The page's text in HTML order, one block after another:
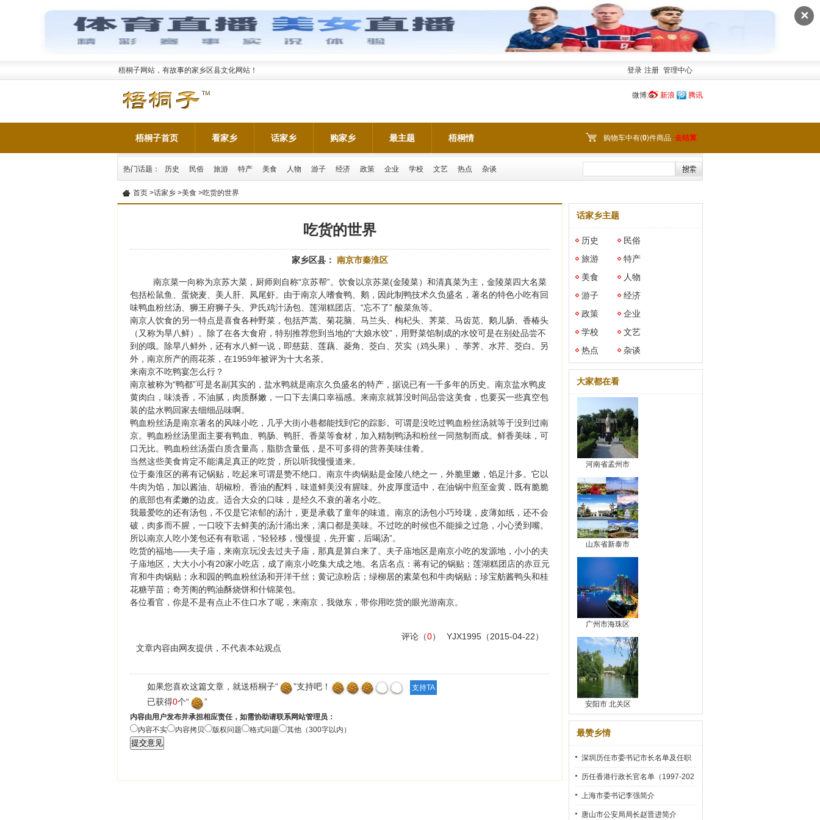
✕
梧桐子网站，有故事的家乡区县文化网站！ 登录 注册 管理中心
微博: 新浪 腾讯
梧桐子首页 看家乡 话家乡 购家乡 最主题 梧桐情 购物车中有(0)件商品 去结算
热门话题： 历史 民俗 旅游 特产 美食 人物 游子 经济 政策 企业 学校 文艺 热点 杂谈
首页 >话家乡 >美食 >吃货的世界
吃货的世界
家乡区县： 南京市秦淮区
南京菜一向称为京苏大菜，厨师则自称“京苏帮”。饮食以京苏菜(金陵菜）和清真菜为主，金陵菜四大名菜
包括松鼠鱼、蛋烧麦、美人肝、凤尾虾。由于南京人嗜食鸭、鹅，因此制鸭技术久负盛名，著名的特色小吃有回
味鸭血粉丝汤、狮王府狮子头、尹氏鸡汁汤包、莲湖糕团店、“忘不了” 酸菜魚等。
南京人饮食的另一特点是喜食各种野菜，包括芦蒿、菊花脑、马兰头、枸杞头、荠菜、马齿苋、鹅儿肠、香椿头
（又称为旱八鲜）。除了在各大食府，特别推荐您到当地的“大娘水饺”，用野菜馅制成的水饺可是在别处品尝不
到的哦。除旱八鲜外，还有水八鲜一说，即慈菇、莲藕、菱角、茭白、芡实（鸡头果）、荸荠、水芹、茭白。另
外，南京所产的雨花茶，在1959年被评为十大名茶。
来南京不吃鸭宴怎么行？
南京被称为“鸭都”可是名副其实的，盐水鸭就是南京久负盛名的特产，据说已有一千多年的历史。南京盐水鸭皮
黄肉白，味淡香，不油腻，肉质酥嫩，一口下去满口幸福感。来南京就算没时间品尝这美食，也要买一些真空包
装的盐水鸭回家去细细品味啊。
鸭血粉丝汤是南京著名的风味小吃，几乎大街小巷都能找到它的踪影。可谓是没吃过鸭血粉丝汤就等于没到过南
京。鸭血粉丝汤里面主要有鸭血、鸭肠、鸭肝、香菜等食材，加入精制鸭汤和粉丝一同熬制而成。鲜香美味，可
口无比。鸭血粉丝汤蛋白质含量高，脂肪含量低，是不可多得的营养美味佳肴。
当然这些美食肯定不能满足真正的吃货，所以听我慢慢道来。
位于秦淮区的蒋有记锅贴，吃起来可谓是赞不绝口。南京牛肉锅贴是金陵八绝之一，外脆里嫩，馅足汁多。它以
牛肉为馅，加以酱油、胡椒粉、香油的配料，味道鲜美没有腥味。外皮厚度适中，在油锅中煎至金黄，既有脆脆
的底部也有柔嫩的边皮。适合大众的口味，是经久不衰的著名小吃。
我最爱吃的还有汤包，不仅是它浓郁的汤汁，更是承载了童年的味道。南京的汤包小巧玲珑，皮薄如纸，还不会
破，肉多而不腥，一口咬下去鲜美的汤汁涌出来，满口都是美味。不过吃的时候也不能操之过急，小心烫到嘴。
所以南京人吃小笼包还有有歌谣，“轻轻移，慢慢提，先开窗，后喝汤”。
吃货的福地——夫子庙，来南京玩没去过夫子庙，那真是算白来了。夫子庙地区是南京小吃的发源地，小小的夫
子庙地区，大大小小有20家小吃店，成了南京小吃集大成之地。名店名点：蒋有记的锅贴；莲湖糕团店的赤豆元
宵和牛肉锅贴；永和园的鸭血粉丝汤和开洋干丝；黄记凉粉店；绿柳居的素菜包和牛肉锅贴；珍宝舫酱鸭头和桂
花糖芋苗；奇芳阁的鸭油酥烧饼和什锦菜包。
各位看官，你是不是有点止不住口水了呢，来南京，我做东，带你用吃货的眼光游南京。
YJX1995 （2015-04-22）
评论（0）
文章内容由网友提供，不代表本站观点
如果您喜欢这篇文章，就送梧桐子“
”支持吧！
已获得0个“ ”
内容由用户发布并承担相应责任，如需协助请联系网站管理员：
内容不实
内容拷贝 版权问题 格式问题 其他（300字以内）
话家乡主题
历史
民俗
旅游
特产
美食
人物
游子
经济
政策
企业
学校
文艺
热点
杂谈
大家都在看
河南省孟州市
山东省新泰市
广州市海珠区
安阳市 北关区
最赞乡情
深圳历任市委书记市长名单及任职
时间
历任香港行政长官名单（1997-202
2）
上海市委书记李强简介
唐山市公安局局长赵晋进简介